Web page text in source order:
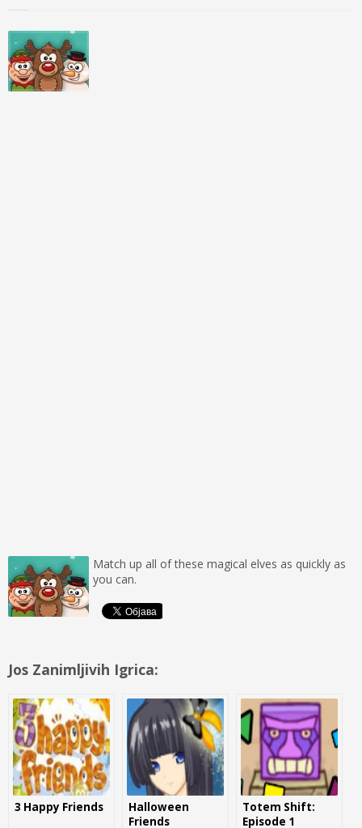
Match up all of these magical elves as quickly as
you can.
Jos Zanimljivih Igrica:
3 Happy Friends
Halloween
Friends
Totem Shift:
Episode 1